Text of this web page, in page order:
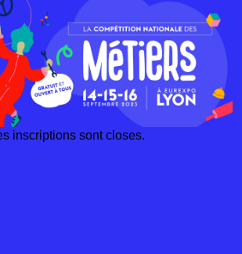
inscriptions sont closes.